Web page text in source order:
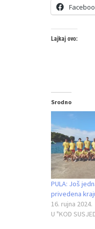
Lajkaj ovo:
Srodno
PULA: Još
privedena
16. rujna 2024.
U "KOD